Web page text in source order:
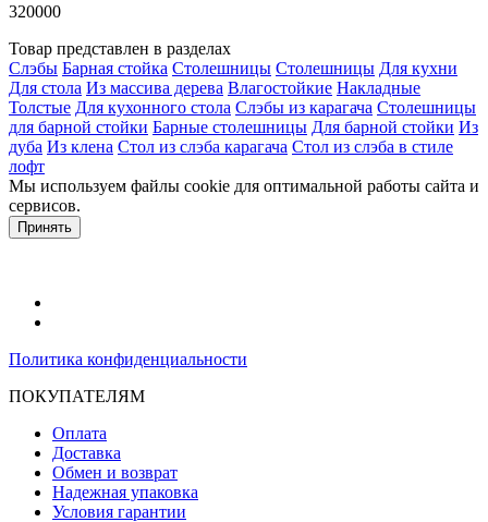
320000
Товар представлен в разделах
Слэбы Барная стойка Столешницы Столешницы Для кухни
Для стола Из массива дерева Влагостойкие Накладные
Толстые Для кухонного стола Слэбы из карагача Столешницы
для барной стойки Барные столешницы Для барной стойки Из
дуба Из клена Стол из слэба карагача Стол из слэба в стиле
лофт
Мы используем файлы cookie для оптимальной работы сайта и
сервисов.
Принять
Политика конфиденциальности
ПОКУПАТЕЛЯМ
Оплата
Доставка
Обмен и возврат
Надежная упаковка
Условия гарантии